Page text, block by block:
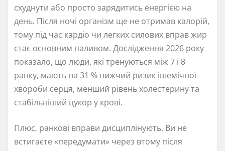
схуднути або просто зарядитись енергією на
день. Після ночі організм ще не отримав калорій,
тому під час кардіо чи легких силових вправ жир
стає основним паливом. Дослідження 2026 року
показало, що люди, які тренуються між 7 і 8
ранку, мають на 31 % нижчий ризик ішемічної
хвороби серця, менший рівень холестерину та
стабільніший цукор у крові.
Плюс, ранкові вправи дисциплінують. Ви не
встигаєте «передумати» через втому після